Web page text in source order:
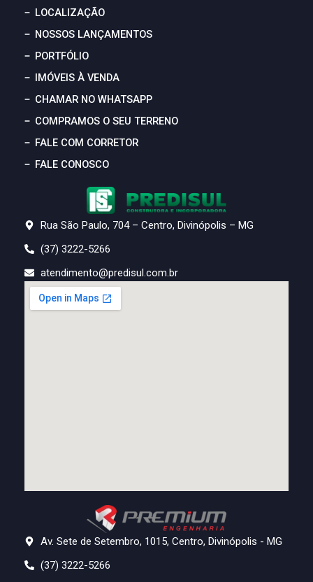
LOCALIZAÇÃO
NOSSOS LANÇAMENTOS
PORTFÓLIO
IMÓVEIS À VENDA
CHAMAR NO WHATSAPP
COMPRAMOS O SEU TERRENO
FALE COM CORRETOR
FALE CONOSCO
Rua São Paulo, 704 – Centro, Divinópolis – MG
(37) 3222-5266
atendimento@predisul.com.br
Av. Sete de Setembro, 1015, Centro, Divinópolis - MG
(37) 3222-5266